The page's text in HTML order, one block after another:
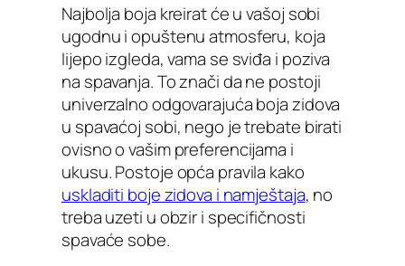
Najbolja boja kreirat će u vašoj sobi
ugodnu i opuštenu atmosferu, koja
lijepo izgleda, vama se sviđa i poziva
na spavanja. To znači da ne postoji
univerzalno odgovarajuća boja zidova
u spavaćoj sobi, nego je trebate birati
ovisno o vašim preferencijama i
ukusu. Postoje opća pravila kako
uskladiti boje zidova i namještaja, no
treba uzeti u obzir i specifičnosti
spavaće sobe.